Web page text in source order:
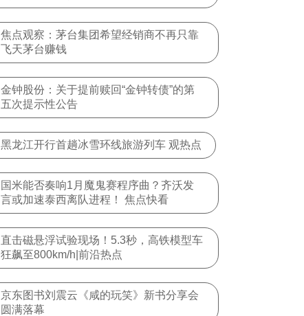
焦点观察：茅台集团希望经销商不再只靠
飞天茅台赚钱
金钟股份：关于提前赎回“金钟转债”的第
五次提示性公告
黑龙江开行首趟冰雪环线旅游列车 观热点
国米能否奏响1月魔鬼赛程序曲？齐沃发
言或加速泰西离队进程！ 焦点快看
直击磁悬浮试验现场！5.3秒，高铁模型车
狂飙至800km/h|前沿热点
京东图书刘震云《咸的玩笑》新书分享会
圆满落幕